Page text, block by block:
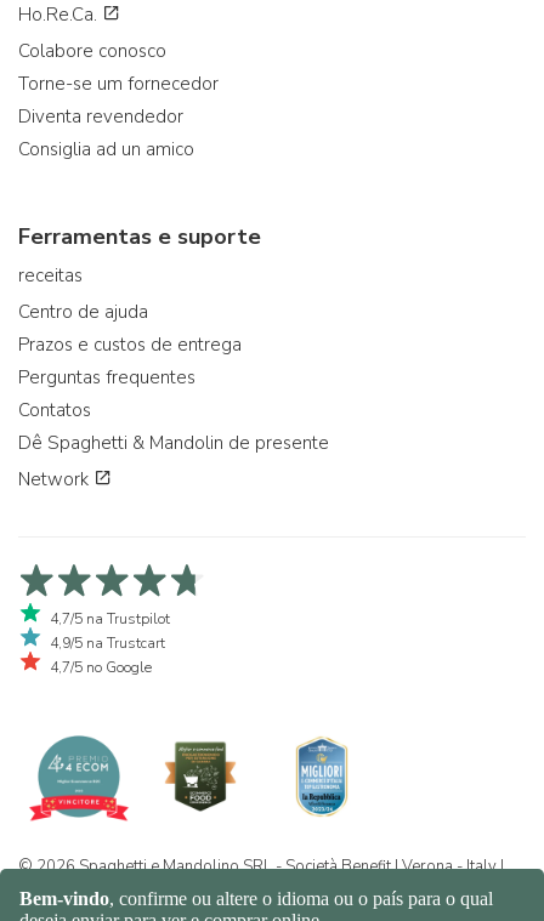
Ho.Re.Ca.
Colabore conosco
Torne-se um fornecedor
Diventa revendedor
Consiglia ad un amico
Ferramentas e suporte
receitas
Centro de ajuda
Prazos e custos de entrega
Perguntas frequentes
Contatos
Dê Spaghetti & Mandolin de presente
Network
4,7/5 na Trustpilot
4,9/5 na Trustcart
4,7/5 no Google
© 2026 Spaghetti e Mandolino SRL - Società Benefit | Verona - Italy |
+39 351 865 9444 | P.I. IT04913730232 | Certificazione BIO: IT-BIO-
016.380-0110744.2026.001 | REA VR-455804 | Política de